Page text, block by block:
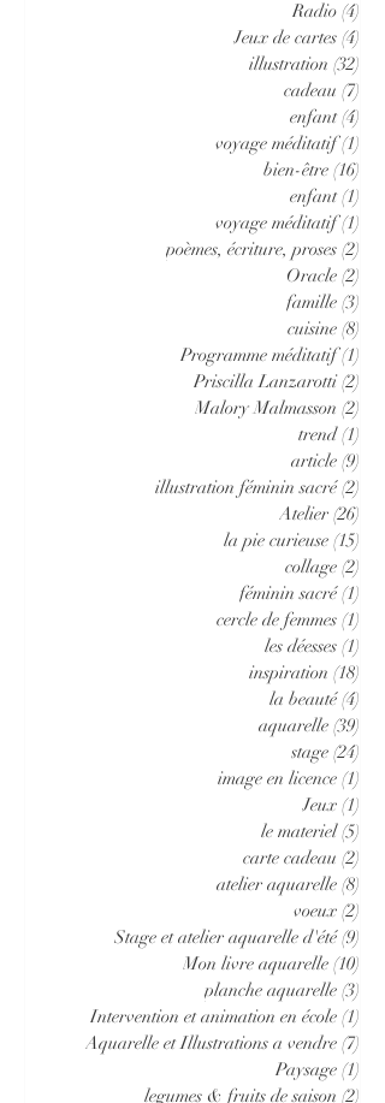
Radio (4)
Jeux de cartes (4)
illustration (32)
cadeau (7)
enfant (4)
voyage méditatif (1)
bien-être (16)
enfant (1)
voyage méditatif (1)
poèmes, écriture, proses (2)
Oracle (2)
famille (3)
cuisine (8)
Programme méditatif (1)
Priscilla Lanzarotti (2)
Malory Malmasson (2)
trend (1)
article (9)
illustration féminin sacré (2)
Atelier (26)
la pie curieuse (15)
collage (2)
féminin sacré (1)
cercle de femmes (1)
les déesses (1)
inspiration (18)
la beauté (4)
aquarelle (39)
stage (24)
image en licence (1)
Jeux (1)
le materiel (5)
carte cadeau (2)
atelier aquarelle (8)
voeux (2)
Stage et atelier aquarelle d'été (9)
Mon livre aquarelle (10)
planche aquarelle (3)
Intervention et animation en école (1)
Aquarelle et Illustrations a vendre (7)
Paysage (1)
legumes & fruits de saison (2)